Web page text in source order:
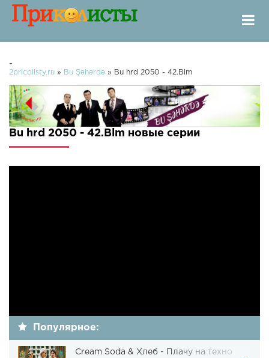
-
2pricolisty.ru » Bu Şəhərdə » Bu hrd 2050 - 42.Blm
Bu hrd 2050 - 42.Blm новые серии
Популярное:
Cream Soda & Хлеб - Плачу на техно